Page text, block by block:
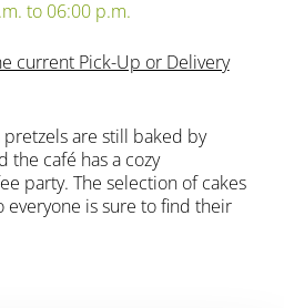
to 06:00 p.m.
current Pick-Up or Delivery
are still baked by
the café has a cozy
party. The selection of cakes
everyone is sure to find their